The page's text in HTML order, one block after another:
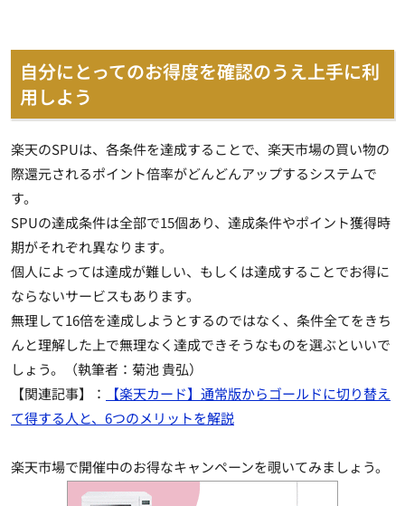
自分にとってのお得度を確認のうえ上手に利
用しよう
楽天のSPUは、各条件を達成することで、楽天市場の買い物の
際還元されるポイント倍率がどんどんアップするシステムで
す。
SPUの達成条件は全部で15個あり、達成条件やポイント獲得時
期がそれぞれ異なります。
個人によっては達成が難しい、もしくは達成することでお得に
ならないサービスもあります。
無理して16倍を達成しようとするのではなく、条件全てをきち
んと理解した上で無理なく達成できそうなものを選ぶといいで
しょう。（執筆者：菊池 貴弘）
【関連記事】：
【楽天カード】通常版からゴールドに切り替え
て得する人と、6つのメリットを解説
楽天市場で開催中のお得なキャンペーンを覗いてみましょう。